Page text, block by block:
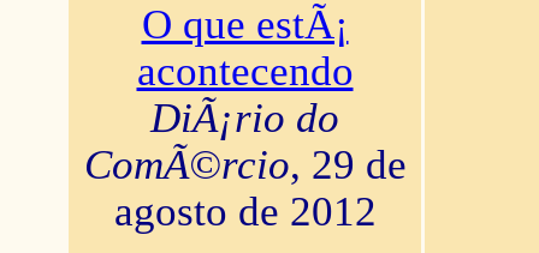
O que estÃ¡
acontecendo
DiÃ¡rio do
ComÃ©rcio, 29 de
agosto de 2012